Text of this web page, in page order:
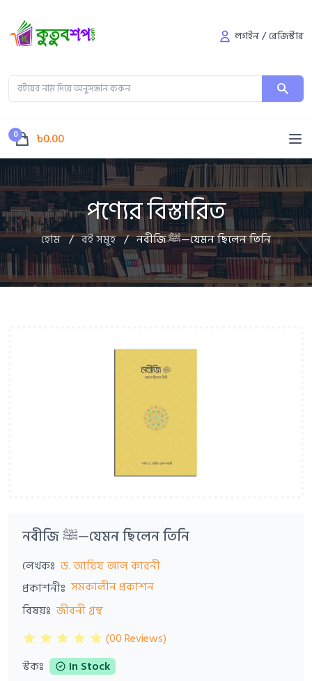
লগইন/রেজিস্টার
0 ৳0.00
পণ্যের বিস্তারিত
হোম / বই সমূহ / নবীজি ﷺ—যেমন ছিলেন তিনি
নবীজি ﷺ—যেমন ছিলেন তিনি
লেখকঃ ড. আয়িয আল কারনী
প্রকাশনীঃ সমকালীন প্রকাশন
বিষয়ঃ জীবনী গ্রন্থ
(00 Reviews)
স্টকঃ
In Stock